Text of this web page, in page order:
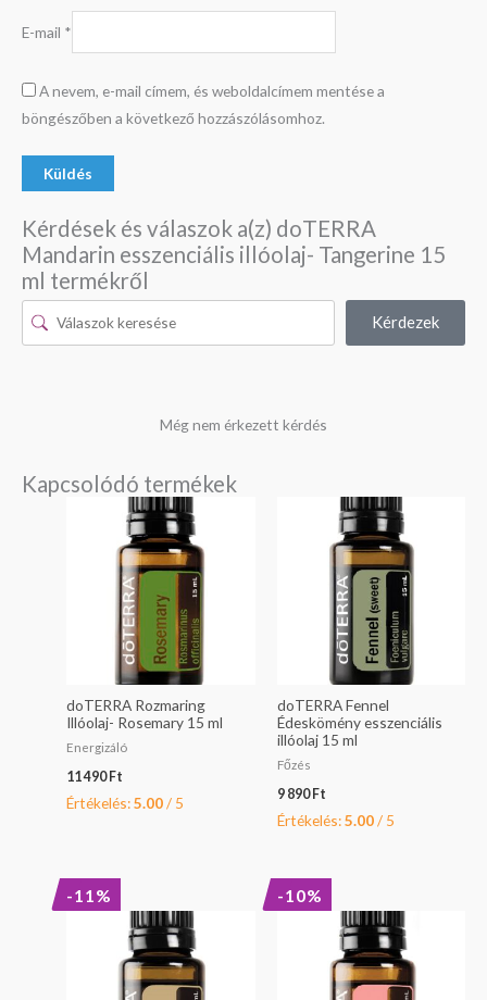
E-mail *
A nevem, e-mail címem, és weboldalcímem mentése a
böngészőben a következő hozzászólásomhoz.
Kérdések és válaszok a(z) doTERRA
Mandarin esszenciális illóolaj- Tangerine 15
ml termékről
Kérdezek
Még nem érkezett kérdés
Kapcsolódó termékek
doTERRA Rozmaring
Illóolaj- Rosemary 15 ml
Energizáló
11 490 Ft
Értékelés:5.00/ 5
doTERRA Fennel
Édeskömény esszenciális
illóolaj 15 ml
Főzés
9 890 Ft
Értékelés:5.00/ 5
-11%
was:
28
490 Ft.
25
490 Ft.
-10%
was:
27
290 Ft.
24
490 Ft.